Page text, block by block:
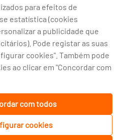
para efeitos de
estatística (cookies
a publicidade que
Pode registar as suas
cookies". Também pode
ao clicar em "Concordar com
com todos
cookies